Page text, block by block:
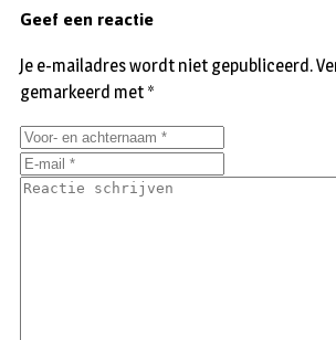
Geef een reactie
Je e-mailadres wordt niet gepubliceerd.
gemarkeerd met *